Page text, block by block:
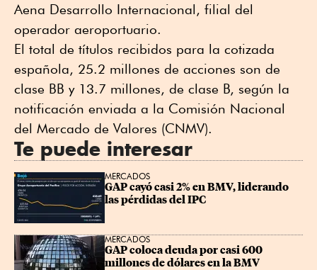
Aena Desarrollo Internacional, filial del
operador aeroportuario.
El total de títulos recibidos para la cotizada
española, 25.2 millones de acciones son de
clase BB y 13.7 millones, de clase B, según la
notificación enviada a la Comisión Nacional
del Mercado de Valores (CNMV).
Te puede interesar
MERCADOS
GAP cayó casi 2% en BMV, liderando
las pérdidas del IPC
MERCADOS
GAP coloca deuda por casi 600
millones de dólares en la BMV